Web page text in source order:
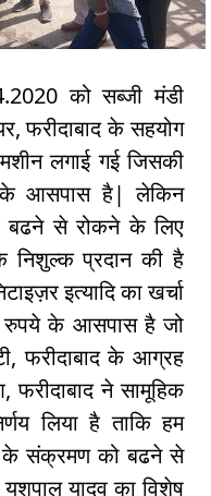
को सब्जी मंडी
फरीदाबाद के सहयोग
लगाई गई जिसकी
आसपास है| लेकिन
बढने से रोकने के लिए
प्रदान की है
इत्यादि का खर्चा
के आसपास है जो
फरीदाबाद के आग्रह
ने सामूहिक
लिया है ताकि हम
के संक्रमण को बढने से
यादव का विशेष